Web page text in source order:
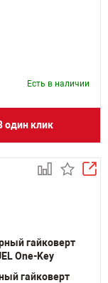
Есть в наличии
один клик
гайковерт